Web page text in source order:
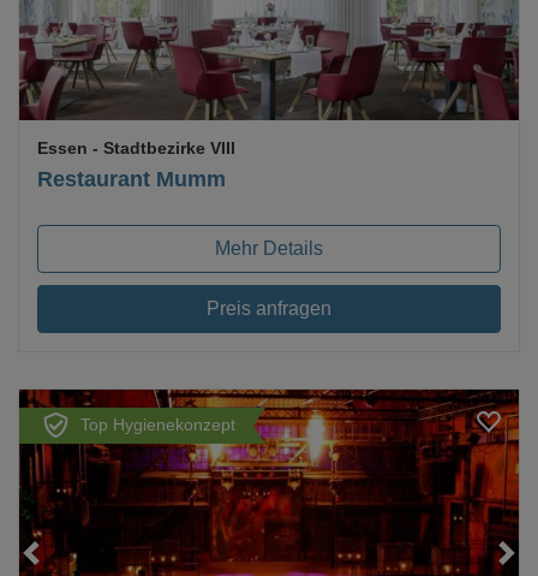
Restaurant Mumm
Essen - Stadtbezirke VIII
Mehr Details
Preis anfragen
Top Hygienekonzept